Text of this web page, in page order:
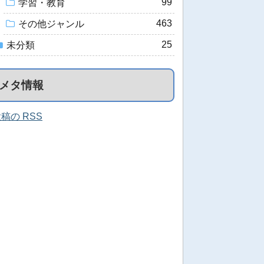
学習・教育
その他ジャンル 463
未分類 25
タ情報
の RSS